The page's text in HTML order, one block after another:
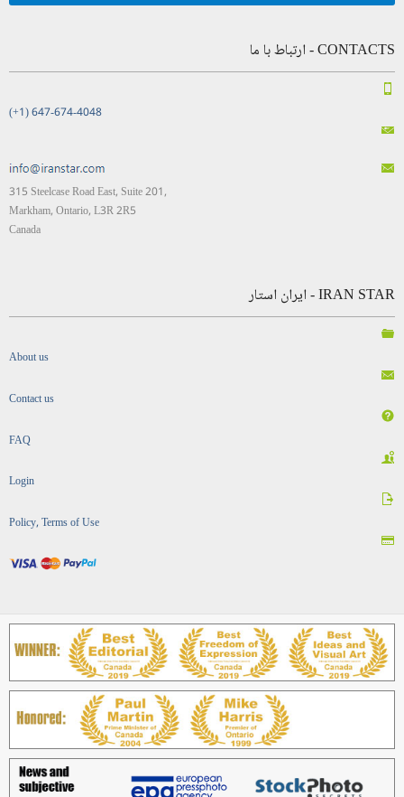
CONTACTS - ارتباط با ما
(+1) 647-674-4048
315 Steelcase Road East, Suite 201,
Markham, Ontario, L3R 2R5
Canada
IRAN STAR - ایران استار
About us
Contact us
FAQ
Login
Policy, Terms of Use